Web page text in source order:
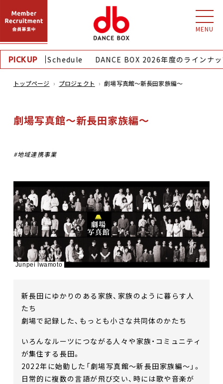
MENU
PICKUP
Monthly Schedule DANCE BOX 2026年度のラインナッ
トップページ プロジェクト 劇場写真館〜新長田家族編〜
劇場写真館〜新長田家族編〜
地域連携事業
Junpei Iwamoto
新長田にゆかりのある家族、家族のように暮らす人
たち
劇場で記録した、もっとも小さな共同体のかたち
いろんなルーツにつながる人々や家族・コミュニティ
が集住する長田。
2022年に始動した「劇場写真館〜新長田家族編〜」。
日常的に複数の言語が飛び交い、時には歌や音楽が